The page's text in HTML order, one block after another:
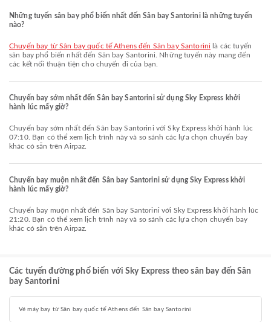
Những tuyến sân bay phổ biến nhất đến Sân bay Santorini là những tuyến
nào?
chuyến bay từ Sân bay quốc tế Athens đến Sân bay Santorini là các tuyến
sân bay phổ biến nhất đến Sân bay Santorini. Những tuyến này mang đến
các kết nối thuận tiện cho chuyến đi của bạn.
Chuyến bay sớm nhất đến Sân bay Santorini sử dụng Sky Express khởi
hành lúc mấy giờ?
Chuyến bay sớm nhất đến Sân bay Santorini với Sky Express khởi hành lúc
07:10. Bạn có thể xem lịch trình này và so sánh các lựa chọn chuyến bay
khác có sẵn trên Airpaz.
Chuyến bay muộn nhất đến Sân bay Santorini sử dụng Sky Express khởi
hành lúc mấy giờ?
Chuyến bay muộn nhất đến Sân bay Santorini với Sky Express khởi hành lúc
21:20. Bạn có thể xem lịch trình này và so sánh các lựa chọn chuyến bay
khác có sẵn trên Airpaz.
Các tuyến đường phổ biến với Sky Express theo sân bay đến Sân
bay Santorini
Vé máy bay từ Sân bay quốc tế Athens đến Sân bay Santorini